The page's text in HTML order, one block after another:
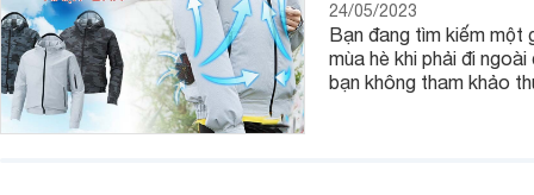
24/05/2023
Bạn đang tìm kiếm một
mùa hè khi phải đi
bạn không tham khảo